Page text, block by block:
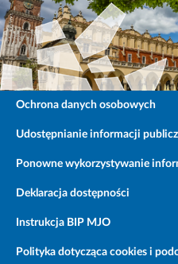
Ochrona danych osobowych
Udostępnianie informacji
Ponowne wykorzystywanie
Deklaracja dostępności
Instrukcja BIP MJO
Polityka dotycząca cookies i